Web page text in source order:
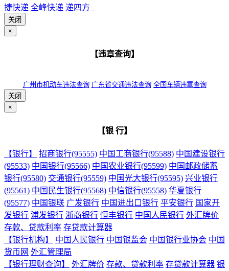
捷快递 全峰快递 递四方
关闭
×
【违章查询】
广州市机动车违法查询 广东省交通违法查询 全国车辆违章查询
关闭
×
【银 行】
【银行】 招商银行(95555) 中国工商银行(95588) 中国建设银行
(95533) 中国银行(95566) 中国农业银行(95599) 中国邮政储蓄
银行(95580) 交通银行(95559) 中国光大银行(95595) 兴业银行
(95561) 中国民生银行(95568) 中信银行(95558) 华夏银行
(95577) 中国银联 广发银行 中国进出口银行 平安银行 国家开
发银行 浦发银行 浙商银行 恒丰银行 中国人民银行 外汇牌价
存款、贷款利率 存贷款计算器
【银行机构】
中国人民银行 中国银监会 中国银行业协会 中国
货币网 外汇管理局
【银行理财查询】
外汇牌价 存款、贷款利率 存贷款计算器 银